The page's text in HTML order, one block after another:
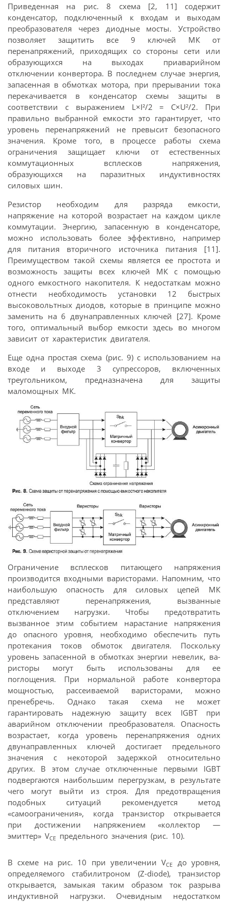
Приведенная на рис. 8 схема [2, 11] содержит
конденсатор, подключенный к входам и выходам
преобразователя через диодные мосты. Устройство
позволяет защитить все 9 ключей МК от
перенапряжений, приходящих со стороны сети или
образующихся на выходах приаварийном
отключении конвертора. В последнем случае энергия,
запасенная в обмотках мотора, при прерывании тока
перекачивается в конденсатор схемы защиты в
соответствии с выражением L×I²/2 = C×U²/2. При
правильно выбранной емкости это гарантирует, что
уровень перенапряжений не превысит безопасного
значения. Кроме того, в процессе работы схема
ограничения защищает ключи от естественных
коммутационных всплесков напряжения,
образующихся на паразитных индуктивностях
силовых шин.
Резистор необходим для разряда емкости,
напряжение на которой возрастает на каждом цикле
коммутации. Энергию, запасенную в конденсаторе,
можно использовать более эффективно, например
для питания вторичного источника питания [11].
Преимуществом такой схемы является ее простота и
возможность защиты всех ключей МК с помощью
одного емкостного накопителя. К недостаткам можно
отнести необходимость установки 12 быстрых
высоковольтных диодов, которые в принципе можно
заменить на 6 двунаправленных ключей [27]. Кроме
того, оптимальный выбор емкости здесь во многом
зависит от характеристик двигателя.
Еще одна простая схема (рис. 9) с использованием на
входе и выходе 3 супрессоров, включенных
треугольником, предназначена для защиты
маломощных МК.
Ограничение всплесков питающего напряжения
производится входными варисторами. Напомним, что
наибольшую опасность для силовых цепей МК
представляют перенапряжения, вызванные
отключением нагрузки. Чтобы предотвратить
вызванное этим событием нарастание напряжения
до опасного уровня, необходимо обеспечить путь
протекания токов обмоток двигателя. Поскольку
уровень запасенной в обмотках энергии невелик, ва-
ристоры могут быть использованы для ее
поглощения. При нормальной работе конвертора
мощностью, рассеиваемой варисторами, можно
пренебречь. Однако такая схема не может
гарантировать надежную защиту всех IGBT при
аварийном отключении преобразователя. Опасность
возрастает, когда уровень перенапряжения одних
двунаправленных ключей достигает предельного
значения с некоторой задержкой относительно
других. В этом случае отключенные первыми IGBT
подвергаются наибольшим перегрузкам, в результате
чего могут выйти из строя. Для предотвращения
подобных ситуаций рекомендуется метод
«самоограничения», когда транзистор открывается
при достижении напряжением «коллектор —
эмиттер» VCE предельного значения (рис. 10).
В схеме на рис. 10 при увеличении VCE
до уровня,
определяемого стабилитроном (Z-diode), транзистор
открывается, замыкая таким образом ток разрыва
индуктивной нагрузки. Очевидным недостатком